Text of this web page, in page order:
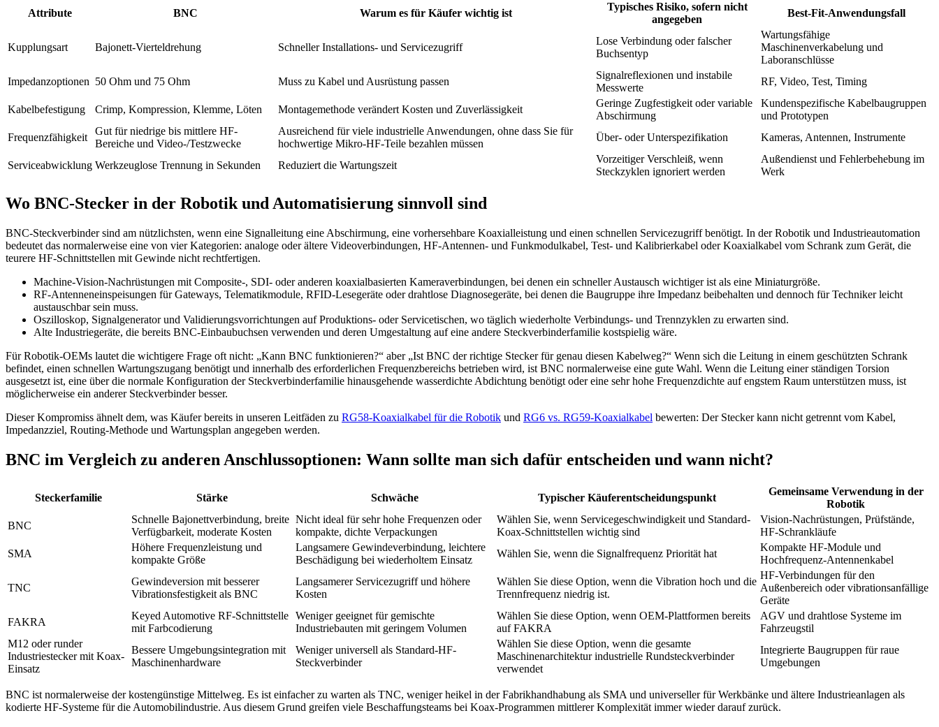
Attribute BNC Warum es für Käufer wichtig ist
Typisches Risiko, sofern nicht
angegeben
Best-Fit-Anwendungsfall
Kupplungsart Bajonett-Vierteldrehung Schneller Installations- und Servicezugriff
Lose Verbindung oder falscher
Buchsentyp
Wartungsfähige
Maschinenverkabelung und
Laboranschlüsse
Impedanzoptionen 50 Ohm und 75 Ohm Muss zu Kabel und Ausrüstung passen
Signalreflexionen und instabile
Messwerte
RF, Video, Test, Timing
Kabelbefestigung Crimp, Kompression, Klemme, Löten Montagemethode verändert Kosten und Zuverlässigkeit
Geringe Zugfestigkeit oder variable
Abschirmung
Kundenspezifische Kabelbaugruppen
und Prototypen
Frequenzfähigkeit
Gut für niedrige bis mittlere HF-
Bereiche und Video-/Testzwecke
Ausreichend für viele industrielle Anwendungen, ohne dass Sie für
hochwertige Mikro-HF-Teile bezahlen müssen
Über- oder Unterspezifikation Kameras, Antennen, Instrumente
Serviceabwicklung Werkzeuglose Trennung in Sekunden Reduziert die Wartungszeit
Vorzeitiger Verschleiß, wenn
Steckzyklen ignoriert werden
Außendienst und Fehlerbehebung im
Werk
Wo BNC-Stecker in der Robotik und Automatisierung sinnvoll sind
BNC-Steckverbinder sind am nützlichsten, wenn eine Signalleitung eine Abschirmung, eine vorhersehbare Koaxialleistung und einen schnellen Servicezugriff benötigt. In der Robotik und Industrieautomation
bedeutet das normalerweise eine von vier Kategorien: analoge oder ältere Videoverbindungen, HF-Antennen- und Funkmodulkabel, Test- und Kalibrierkabel oder Koaxialkabel vom Schrank zum Gerät, die
teurere HF-Schnittstellen mit Gewinde nicht rechtfertigen.
Machine-Vision-Nachrüstungen mit Composite-, SDI- oder anderen koaxialbasierten Kameraverbindungen, bei denen ein schneller Austausch wichtiger ist als eine Miniaturgröße.
RF-Antenneneinspeisungen für Gateways, Telematikmodule, RFID-Lesegeräte oder drahtlose Diagnosegeräte, bei denen die Baugruppe ihre Impedanz beibehalten und dennoch für Techniker leicht
austauschbar sein muss.
Oszilloskop, Signalgenerator und Validierungsvorrichtungen auf Produktions- oder Servicetischen, wo täglich wiederholte Verbindungs- und Trennzyklen zu erwarten sind.
Alte Industriegeräte, die bereits BNC-Einbaubuchsen verwenden und deren Umgestaltung auf eine andere Steckverbinderfamilie kostspielig wäre.
Für Robotik-OEMs lautet die wichtigere Frage oft nicht: „Kann BNC funktionieren?“ aber „Ist BNC der richtige Stecker für genau diesen Kabelweg?“ Wenn sich die Leitung in einem geschützten Schrank
befindet, einen schnellen Wartungszugang benötigt und innerhalb des erforderlichen Frequenzbereichs betrieben wird, ist BNC normalerweise eine gute Wahl. Wenn die Leitung einer ständigen Torsion
ausgesetzt ist, eine über die normale Konfiguration der Steckverbinderfamilie hinausgehende wasserdichte Abdichtung benötigt oder eine sehr hohe Frequenzdichte auf engstem Raum unterstützen muss, ist
möglicherweise ein anderer Steckverbinder besser.
Dieser Kompromiss ähnelt dem, was Käufer bereits in unseren Leitfäden zu RG58-Koaxialkabel für die Robotik und RG6 vs. RG59-Koaxialkabel bewerten: Der Stecker kann nicht getrennt vom Kabel,
Impedanzziel, Routing-Methode und Wartungsplan angegeben werden.
BNC im Vergleich zu anderen Anschlussoptionen: Wann sollte man sich dafür entscheiden und wann nicht?
Steckerfamilie Stärke Schwäche Typischer Käuferentscheidungspunkt
Gemeinsame Verwendung in der
Robotik
BNC
Schnelle Bajonettverbindung, breite
Verfügbarkeit, moderate Kosten
Nicht ideal für sehr hohe Frequenzen oder
kompakte, dichte Verpackungen
Wählen Sie, wenn Servicegeschwindigkeit und Standard-
Koax-Schnittstellen wichtig sind
Vision-Nachrüstungen, Prüfstände,
HF-Schrankläufe
SMA
Höhere Frequenzleistung und
kompakte Größe
Langsamere Gewindeverbindung, leichtere
Beschädigung bei wiederholtem Einsatz
Wählen Sie, wenn die Signalfrequenz Priorität hat
Kompakte HF-Module und
Hochfrequenz-Antennenkabel
TNC
Gewindeversion mit besserer
Vibrationsfestigkeit als BNC
Langsamerer Servicezugriff und höhere
Kosten
Wählen Sie diese Option, wenn die Vibration hoch und die
Trennfrequenz niedrig ist.
HF-Verbindungen für den
Außenbereich oder vibrationsanfällige
Geräte
FAKRA
Keyed Automotive RF-Schnittstelle
mit Farbcodierung
Weniger geeignet für gemischte
Industriebauten mit geringem Volumen
Wählen Sie diese Option, wenn OEM-Plattformen bereits
auf FAKRA
AGV und drahtlose Systeme im
Fahrzeugstil
M12 oder runder
Industriestecker mit Koax-
Einsatz
Bessere Umgebungsintegration mit
Maschinenhardware
Weniger universell als Standard-HF-
Steckverbinder
Wählen Sie diese Option, wenn die gesamte
Maschinenarchitektur industrielle Rundsteckverbinder
verwendet
Integrierte Baugruppen für raue
Umgebungen
BNC ist normalerweise der kostengünstige Mittelweg. Es ist einfacher zu warten als TNC, weniger heikel in der Fabrikhandhabung als SMA und universeller für Werkbänke und ältere Industrieanlagen als
kodierte HF-Systeme für die Automobilindustrie. Aus diesem Grund greifen viele Beschaffungsteams bei Koax-Programmen mittlerer Komplexität immer wieder darauf zurück.